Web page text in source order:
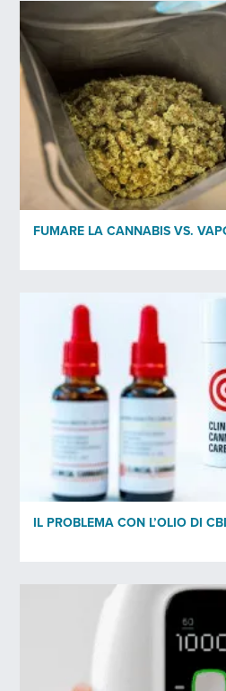
INVIA
FUMARE LA CANNABIS VS.
IL PROBLEMA CON L’OLIO DI